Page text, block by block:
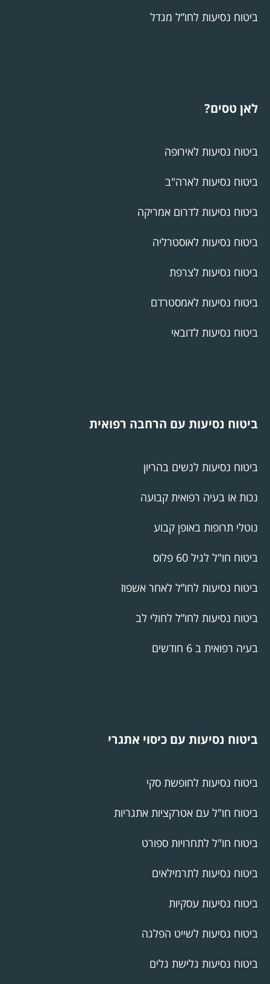
ביטוח נסיעות לחו”ל מגדל
לאן טסים?
ביטוח נסיעות לאירופה
ביטוח נסיעות לארה"ב
ביטוח נסיעות לדרום אמריקה
ביטוח נסיעות לאוסטרליה
ביטוח נסיעות לצרפת
ביטוח נסיעות לאמסטרדם
ביטוח נסיעות לדובאי
ביטוח נסיעות עם הרחבה רפואית
ביטוח נסיעות לנשים בהריון
נכות או בעיה רפואית קבועה
נוטלי תרופות באופן קבוע
ביטוח חו"ל לגיל 60 פלוס
ביטוח נסיעות לחו”ל לאחר אשפוז
ביטוח נסיעות לחו”ל לחולי לב
בעיה רפואית ב 6 חודשים
ביטוח נסיעות עם כיסוי אתגרי
ביטוח נסיעות לחופשת סקי
ביטוח חו"ל עם אטרקציות אתגריות
ביטוח חו"ל לתחרויות ספורט
ביטוח נסיעות לתרמילאים
ביטוח נסיעות עסקיות
ביטוח נסיעות לשייט הפלגה
ביטוח נסיעות גלישת גלים